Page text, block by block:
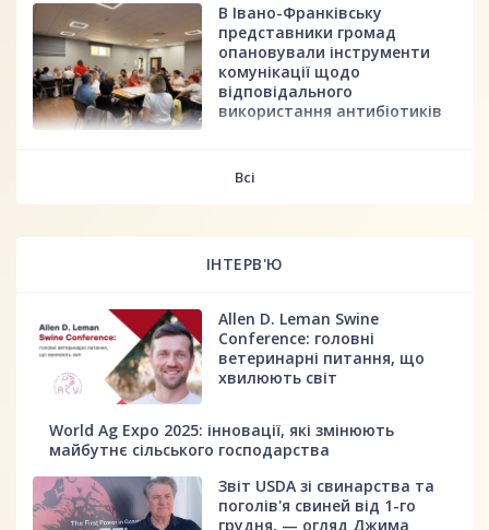
В Івано-Франківську
представники громад
опановували інструменти
комунікації щодо
відповідального
використання антибіотиків
Всі
ІНТЕРВ'Ю
Allen D. Leman Swine
Conference: головні
ветеринарні питання, що
хвилюють світ
World Ag Expo 2025: інновації, які змінюють
майбутнє сільського господарства
Звіт USDA зі свинарства та
поголів'я свиней від 1-го
грудня, — огляд Джима